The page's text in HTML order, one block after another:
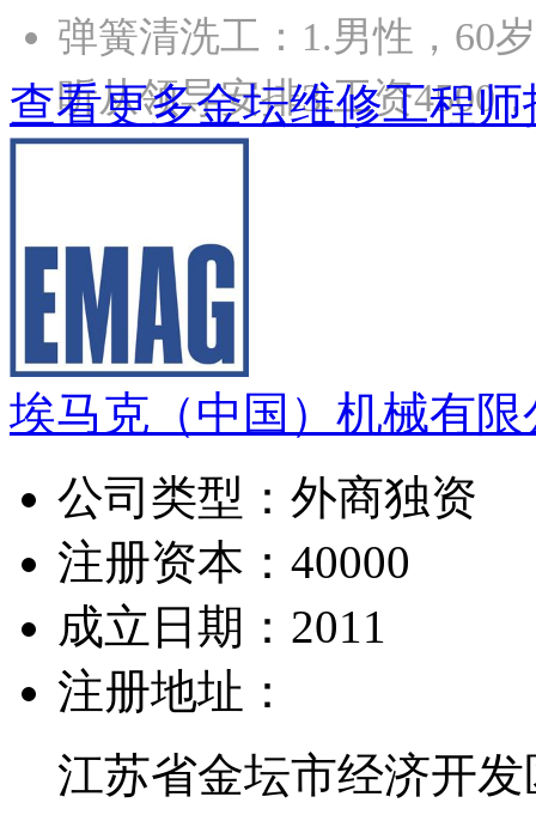
弹簧清洗工：1.男性，60
听从领导安排3.工资
查看更多金坛维修工程
埃马克（中国）机械有限
公司类型： 外商独资
注册资本： 40000
成立日期： 2011
注册地址：
江苏省金坛市经济开